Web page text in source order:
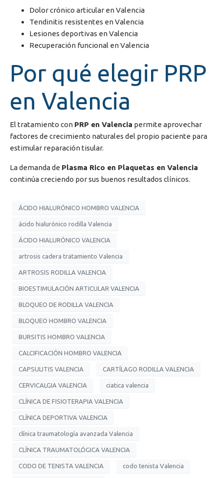
Dolor crónico articular en Valencia
Tendinitis resistentes en Valencia
Lesiones deportivas en Valencia
Recuperación funcional en Valencia
Por qué elegir PRP
en Valencia
El tratamiento con PRP en Valencia permite aprovechar
factores de crecimiento naturales del propio paciente para
estimular reparación tisular.
La demanda de Plasma Rico en Plaquetas en Valencia
continúa creciendo por sus buenos resultados clínicos.
ÁCIDO HIALURÓNICO HOMBRO VALENCIA
ácido hialurónico rodilla Valencia
ÁCIDO HIALURÓNICO VALENCIA
artrosis cadera tratamiento Valencia
ARTROSIS RODILLA VALENCIA
BIOESTIMULACIÓN ARTICULAR VALENCIA
BLOQUEO DE RODILLA VALENCIA
BLOQUEO HOMBRO VALENCIA
BURSITIS HOMBRO VALENCIA
CALCIFICACIÓN HOMBRO VALENCIA
CAPSULITIS VALENCIA CARTÍLAGO RODILLA VALENCIA
CERVICALGIA VALENCIA ciatica valencia
CLÍNICA DE FISIOTERAPIA VALENCIA
CLÍNICA DEPORTIVA VALENCIA
clínica traumatología avanzada Valencia
CLÍNICA TRAUMATOLÓGICA VALENCIA
CODO DE TENISTA VALENCIA codo tenista Valencia